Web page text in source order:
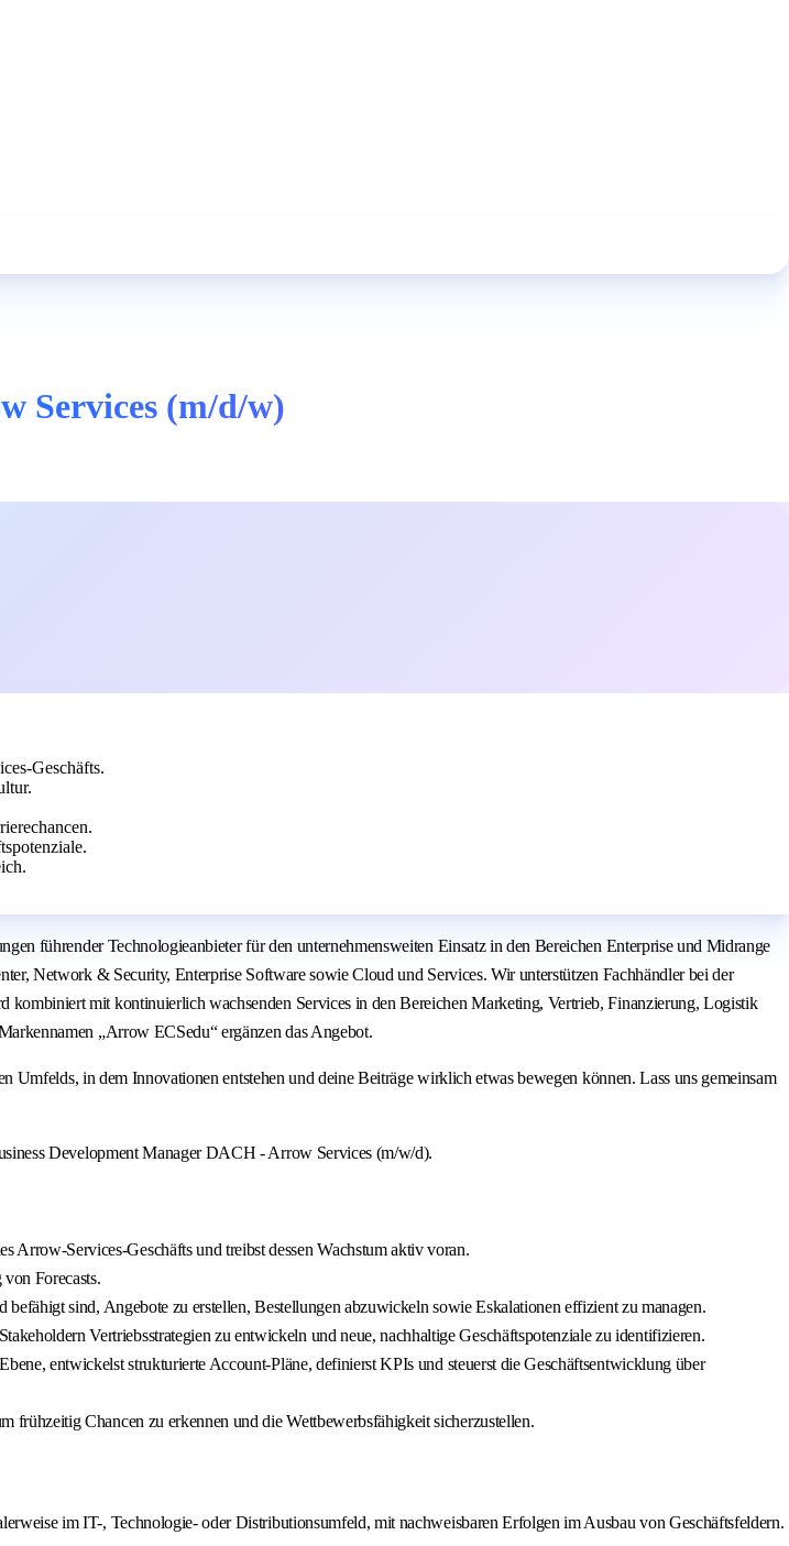
Services (m/d/w)
Geschäfts.
führender Technologieanbieter für den unternehmensweiten Einsatz in den Bereichen Enterprise und Midrange
Network & Security, Enterprise Software sowie Cloud und Services. Wir unterstützen Fachhändler bei der
mit kontinuierlich wachsenden Services in den Bereichen Marketing, Vertrieb, Finanzierung, Logistik
„Arrow ECSedu“ ergänzen das Angebot.
in dem Innovationen entstehen und deine Beiträge wirklich etwas bewegen können. Lass uns gemeinsam
Development Manager DACH - Arrow Services (m/w/d).
Arrow-Services-Geschäfts und treibst dessen Wachstum aktiv voran.
Forecasts.
sind, Angebote zu erstellen, Bestellungen abzuwickeln sowie Eskalationen effizient zu managen.
Vertriebsstrategien zu entwickeln und neue, nachhaltige Geschäftspotenziale zu identifizieren.
entwickelst strukturierte Account-Pläne, definierst KPIs und steuerst die Geschäftsentwicklung über
Chancen zu erkennen und die Wettbewerbsfähigkeit sicherzustellen.
im IT-, Technologie- oder Distributionsumfeld, mit nachweisbaren Erfolgen im Ausbau von Geschäftsfeldern.